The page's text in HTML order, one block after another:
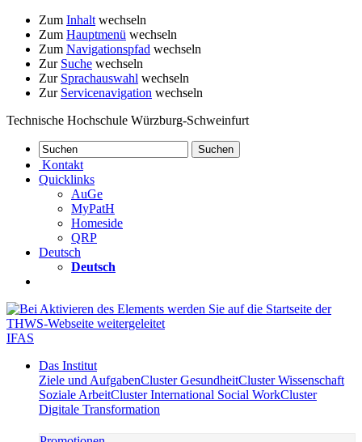
Zum Inhalt wechseln
Zum Hauptmenü wechseln
Zum Navigationspfad wechseln
Zur Suche wechseln
Zur Sprachauswahl wechseln
Zur Servicenavigation wechseln
Technische Hochschule Würzburg-Schweinfurt
Kontakt
Quicklinks
AuGe
MyPatH
Homeside
QRP
Deutsch
Deutsch
IFAS
Das Institut
Ziele und AufgabenCluster GesundheitCluster Wissenschaft
Soziale ArbeitCluster International Social WorkCluster
Digitale Transformation